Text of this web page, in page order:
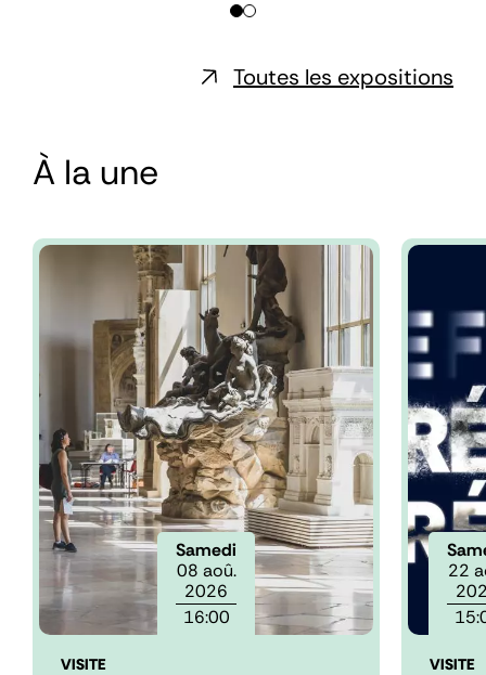
Toutes les expositions
À la une
VISITE
Samedi
08 aoû.
2026
16:00
VISITE
22